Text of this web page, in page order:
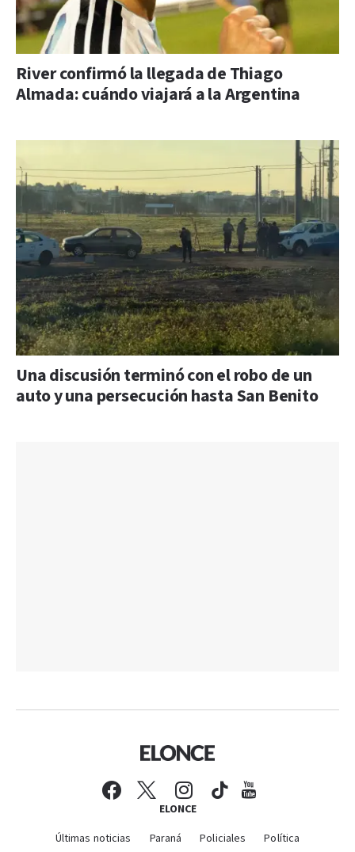
River confirmó la llegada de Thiago
Almada: cuándo viajará a la Argentina
Una discusión terminó con el robo de un
auto y una persecución hasta San Benito
ELONCE
Últimas noticias Paraná Policiales Política